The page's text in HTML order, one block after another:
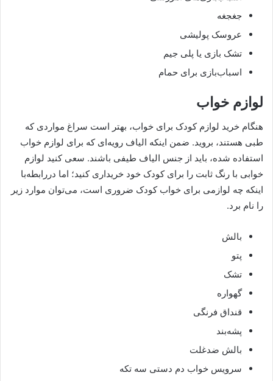
جغجغه
عروسک پولیشی
تشک بازی یا پلی جیم
اسباب‌بازی برای حمام
لوازم خواب
هنگام خرید لوازم کودک برای خواب، بهتر است سراغ مواردی که
طبی هستند، بروید. ضمن اینکه الیاف رویه‌ای که برای لوازم خواب
استفاده شده، باید از جنس الیاف طیفی باشند. سعی کنید لوازم
خوابی با رنگ ثابت را برای کودک خود خریداری کنید؛ اما دررابطه‌با
اینکه چه لوازمی برای خواب کودک ضروری است، می‌توان موارد زیر
را نام برد.
بالش
پتو
تشک
گهواره
قنداق فرنگی
پشه‌بند
بالش ضدغلت
سرویس خواب دم دستی سه تکه